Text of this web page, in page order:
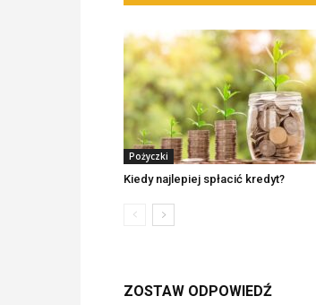
Pożyczki
Kiedy najlepiej spłacić kredyt?
ZOSTAW ODPOWIEDŹ